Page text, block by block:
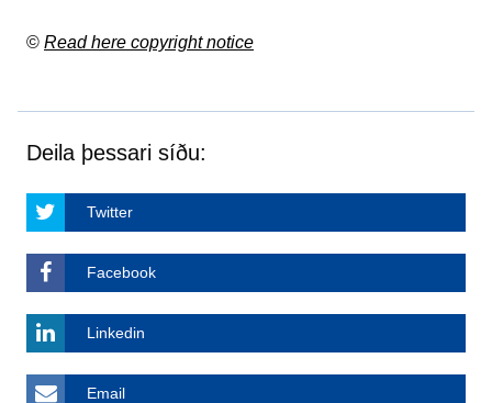
© Read here copyright notice
Deila þessari síðu:
Twitter
Facebook
Linkedin
Email